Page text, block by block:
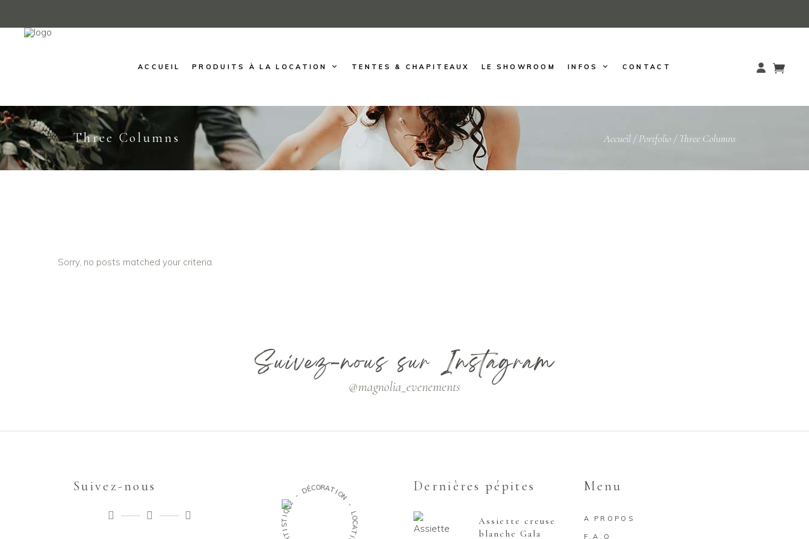
ACCUEIL PRODUITS À LA LOCATION TENTES & CHAPITEAUX LE SHOWROOM INFOS CONTACT
Three Columns Accueil/Portfolio/Three Columns
Sorry, no posts matched your criteria.
Suivez-nous sur Instagram
@magnolia_evenements
Suivez-nous DÉCORATIO
N
-
L
O
C
A
T
R
T
I
S
T
I
Q
U
E
-
Dernières pépites
Assiette creuse
blanche Gala
Menu
A PROPOS
F.A.Q